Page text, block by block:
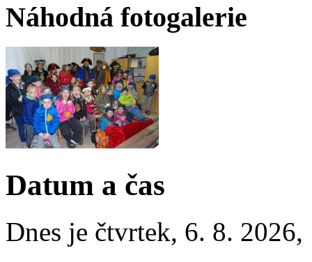
Náhodná fotogalerie
Datum a čas
Dnes je čtvrtek, 6. 8. 2026,